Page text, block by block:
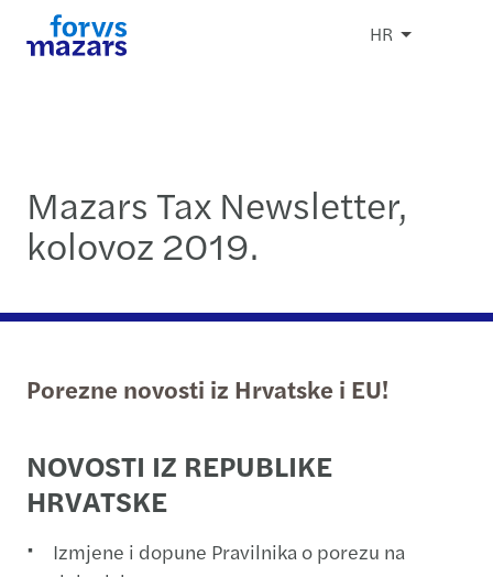
HR
Mazars Tax Newsletter,
kolovoz 2019.
Porezne novosti iz Hrvatske i EU!
NOVOSTI IZ REPUBLIKE
HRVATSKE
Izmjene i dopune Pravilnika o porezu na